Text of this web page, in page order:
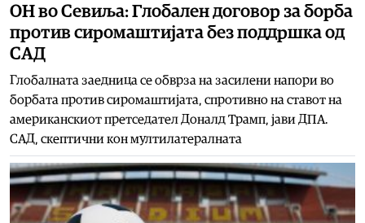
ОН во Севиља: Глобален договор за борба
против сиромаштијата без поддршка од
САД
Глобалната заедница се обврза на засилени напори во
борбата против сиромаштијата, спротивно на ставот на
американскиот претседател Доналд Трамп, јави ДПА.
САД, скептични кон мултилатералната